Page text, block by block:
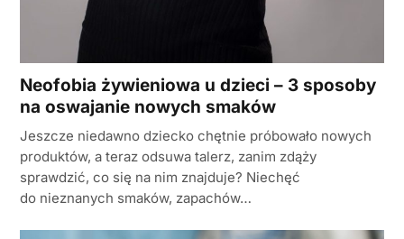
Neofobia żywieniowa u dzieci – 3 sposoby
na oswajanie nowych smaków
Jeszcze niedawno dziecko chętnie próbowało nowych
produktów, a teraz odsuwa talerz, zanim zdąży
sprawdzić, co się na nim znajduje? Niechęć
do nieznanych smaków, zapachów…